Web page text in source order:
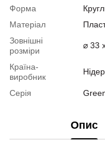
Форма
Матеріал
Зовнішні
розміри
⌀ 33
Країна-
виробник
Серія
Опис